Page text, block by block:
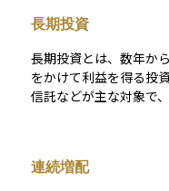
けでなく、株主還元の
的な配当を出している
考えられるため、投資
長期投資
長期投資とは、数年か
をかけて利益を得る投
信託などが主な対象で
連続増配